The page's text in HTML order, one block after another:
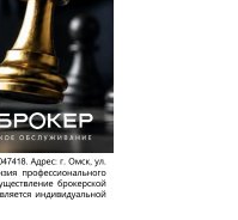
что
быструю
подтверждать